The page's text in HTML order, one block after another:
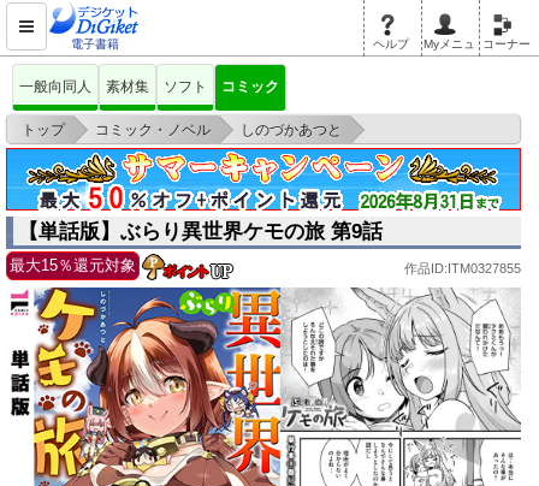
電子書籍 ヘルプ Myメニュ コーナー
一般向同人 素材集 ソフト コミック
トップ > コミック・ノベル > しのづかあつと
>
【単話版】ぶらり異世界ケモの旅 第9話
【単話版】ぶらり異世界ケモの旅 第9話
最大15％還元対象 作品ID:ITM0327855